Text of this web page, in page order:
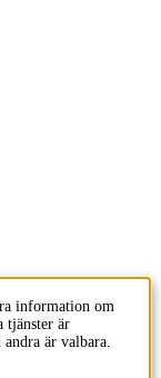
information om
tjänster är
är valbara.